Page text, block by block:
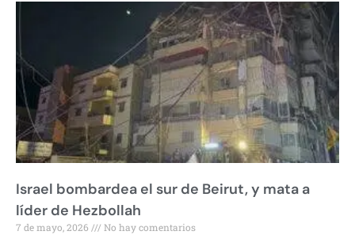
Israel bombardea el sur de Beirut, y mata a
líder de Hezbollah
7 de mayo, 2026 No hay comentarios